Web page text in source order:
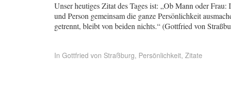
Unser heutiges Zitat des Tages ist: „Ob Mann oder Frau:
und Person gemeinsam die ganze Persönlichkeit
getrennt, bleibt von beiden nichts.“ (Gottfried von
In Gottfried von Straßburg, Persönlichkeit, Zitate